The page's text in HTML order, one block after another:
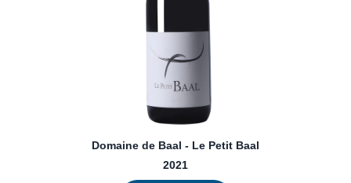
Domaine de Baal - Le Petit Baal
2021